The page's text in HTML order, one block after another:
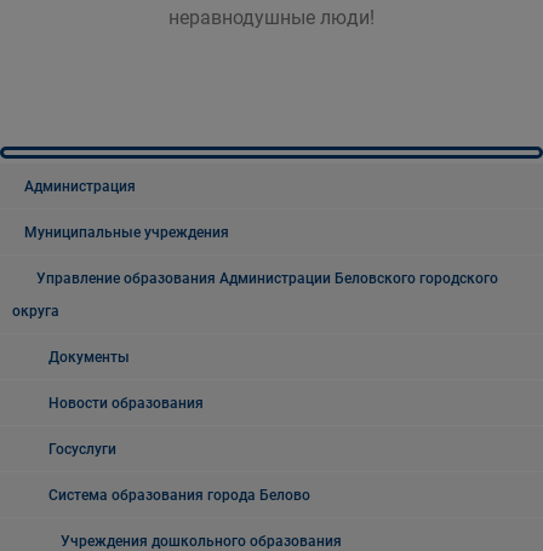
неравнодушные люди!
Администрация
Муниципальные учреждения
Управление образования Администрации Беловского городского
округа
Документы
Новости образования
Госуслуги
Система образования города Белово
Учреждения дошкольного образования